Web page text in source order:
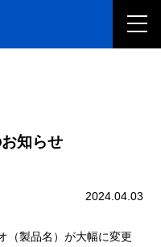
知らせ
2024.04.03
（製品名）が大幅に変更